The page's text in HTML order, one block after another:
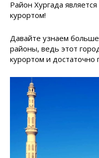
Район Хургада
курортом!
Давайте узнаем
районы, ведь этот
курортом и достаточно